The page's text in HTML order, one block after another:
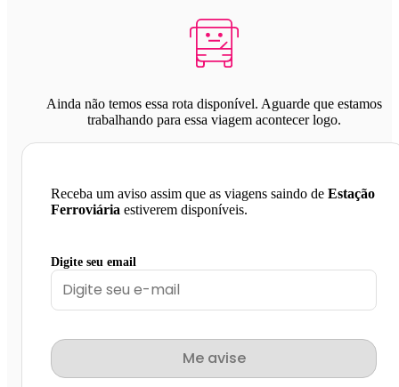
Ainda não temos essa rota disponível. Aguarde que estamos
trabalhando para essa viagem acontecer logo.
Receba um aviso assim que as viagens saindo de Estação
Ferroviária estiverem disponíveis.
Digite seu email
Me avise